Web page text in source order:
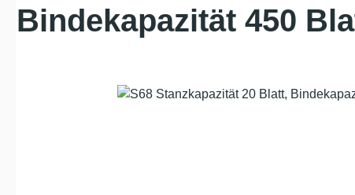
Bindekapazität 450
Bildergalerie überspringen